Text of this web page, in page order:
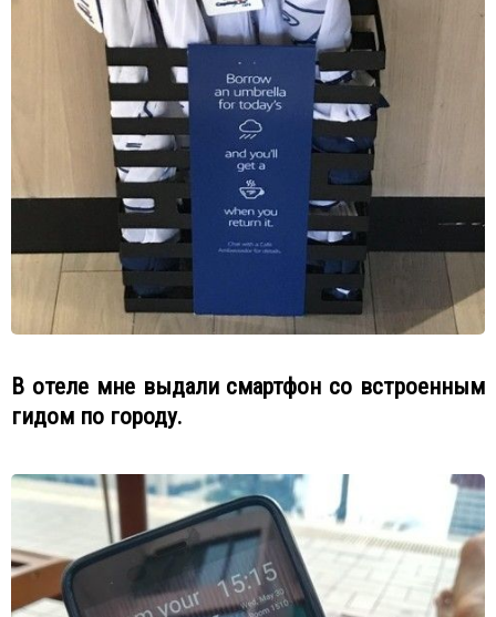
В отеле мне выдали смартфон со встроенным
гидом по городу.